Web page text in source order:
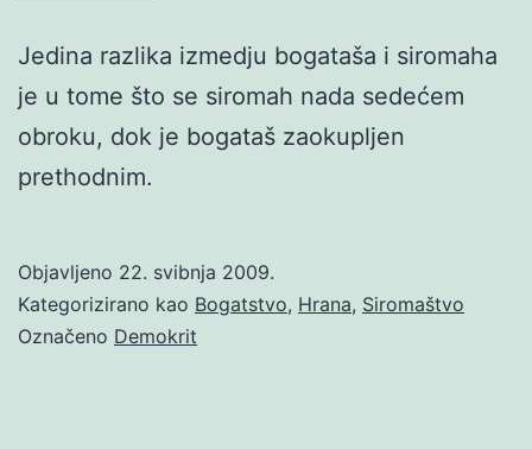
Jedina razlika izmedju bogataša i siromaha
je u tome što se siromah nada sedećem
obroku, dok je bogataš zaokupljen
prethodnim.
Objavljeno 22. svibnja 2009.
Kategorizirano kao Bogatstvo, Hrana, Siromaštvo
Označeno Demokrit